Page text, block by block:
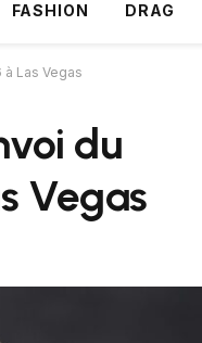
FASHION DRAG
Las Vegas
du
Vegas